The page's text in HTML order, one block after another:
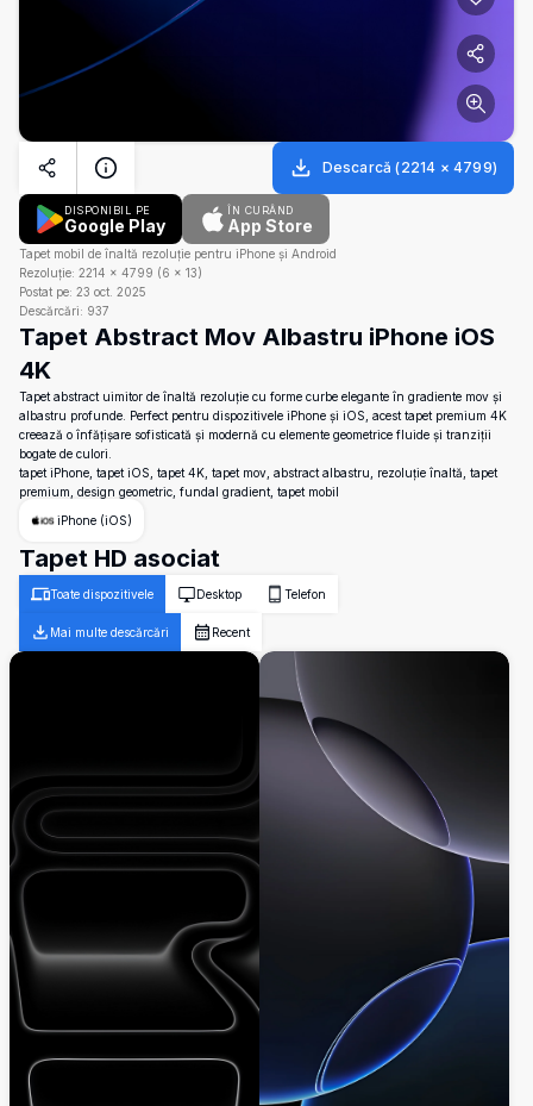
Descarcă (2214 × 4799)
DISPONIBIL PE
Google Play
ÎN CURÂND
App Store
Tapet mobil de înaltă rezoluție pentru iPhone și Android
Rezoluție: 2214 × 4799 (6 × 13)
Postat pe: 23 oct. 2025
Descărcări: 937
Tapet Abstract Mov Albastru iPhone iOS
4K
Tapet abstract uimitor de înaltă rezoluție cu forme curbe elegante în gradiente mov și
albastru profunde. Perfect pentru dispozitivele iPhone și iOS, acest tapet premium 4K
creează o înfățișare sofisticată și modernă cu elemente geometrice fluide și tranziții
bogate de culori.
tapet iPhone, tapet iOS, tapet 4K, tapet mov, abstract albastru, rezoluție înaltă, tapet
premium, design geometric, fundal gradient, tapet mobil
iPhone (iOS)
Tapet HD asociat
Toate dispozitivele Desktop Telefon
Mai multe descărcări Recent